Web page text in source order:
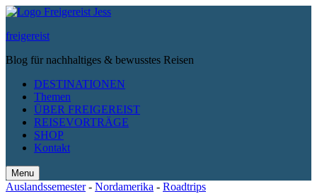
freigereist
Blog für nachhaltiges & bewusstes Reisen
DESTINATIONEN
Themen
ÜBER FREIGEREIST
REISEVORTRÄGE
SHOP
Kontakt
Menu
Search
Auslandssemester- Nordamerika - Roadtrips